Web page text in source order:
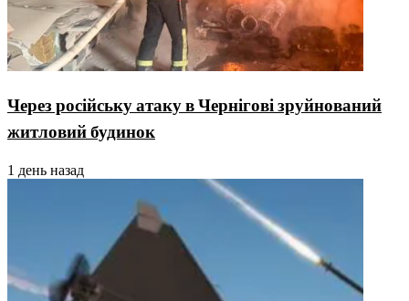
Через російську атаку в Чернігові зруйнований
житловий будинок
1 день назад